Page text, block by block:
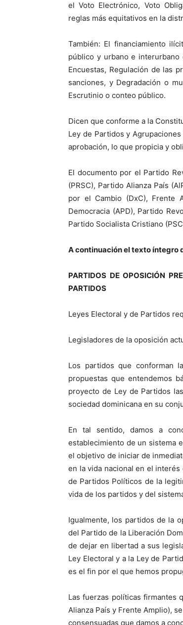
el Voto Electrónico, Voto
reglas más equitativos en la
También: El financiamiento
público y urbano e interurbano
Encuestas, Regulación de las
sanciones, y Degradación o
Escrutinio o conteo público.
Dicen que conforme a la
Ley de Partidos y
aprobación, lo que propicia y
El documento por el Partido
(PRSC), Partido Alianza País
por el Cambio (DxC), Frente
Democracia (APD), Partido
Partido Socialista Cristiano
A continuación el texto íntegro
PARTIDOS DE OPOSICIÓN
PARTIDOS
Leyes Electoral y de Partidos
Legisladores de la oposición
Los partidos que conforman
propuestas que entendemos
proyecto de Ley de Partidos
sociedad dominicana en su
En tal sentido, damos a
establecimiento de un sistema
el objetivo de iniciar de
en la vida nacional en el
de Partidos Políticos de la
vida de los partidos y del
Igualmente, los partidos de la
del Partido de la Liberación
de dejar en libertad a sus
Ley Electoral y a la Ley de
es el fin por el que hemos
Las fuerzas políticas firmantes
Alianza País y Frente Amplio),
consensuadas que damos a